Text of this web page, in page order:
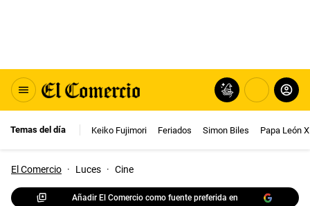
Temas del día Keiko Fujimori Feriados Simon Biles Papa León
El Comercio · Luces · Cine
Añadir El Comercio como fuente preferida en